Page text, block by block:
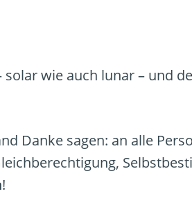
solar wie auch lunar – und
Danke sagen: an alle